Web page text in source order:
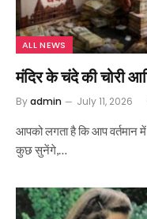
ALL NEWS
मंदिर के चंदे की चोरी
Byadmin July 11, 2026
आपको लगता है कि आप वर्तमान
कुछ सुनेंगे,…